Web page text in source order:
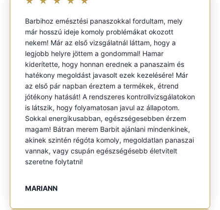
Barbihoz emésztési panaszokkal fordultam, mely
már hosszú ideje komoly problémákat okozott
nekem! Már az első vizsgálatnál láttam, hogy a
legjobb helyre jöttem a gondommal! Hamar
kiderítette, hogy honnan erednek a panaszaim és
hatékony megoldást javasolt ezek kezelésére! Már
az első pár napban éreztem a termékek, étrend
jótékony hatását! A rendszeres kontrollvizsgálatokon
is látszik, hogy folyamatosan javul az állapotom.
Sokkal energikusabban, egészségesebben érzem
magam! Bátran merem Barbit ajánlani mindenkinek,
akinek szintén régóta komoly, megoldatlan panaszai
vannak, vagy csupán egészségésebb életvitelt
szeretne folytatni!
MARIANN